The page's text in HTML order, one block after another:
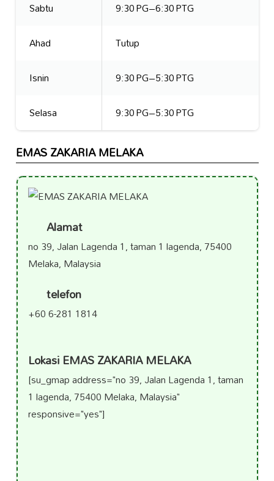
Sabtu
9:30 PG–6:30 PTG
Ahad
Tutup
Isnin
9:30 PG–5:30 PTG
Selasa
9:30 PG–5:30 PTG
EMAS ZAKARIA MELAKA
Alamat
no 39, Jalan Lagenda 1, taman 1 lagenda, 75400
Melaka, Malaysia
telefon
+60 6-281 1814
Lokasi EMAS ZAKARIA MELAKA
[su_gmap address="no 39, Jalan Lagenda 1, taman
1 lagenda, 75400 Melaka, Malaysia"
responsive="yes"]